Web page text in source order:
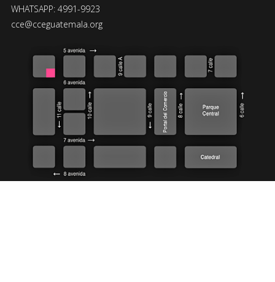
WHATSAPP: 4991-9923
cce@cceguatemala.org